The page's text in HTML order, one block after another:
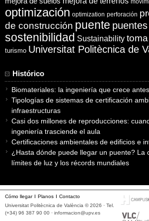
optimización optimization perforación
de construcción puente puentes
sostenibilidad Sustainability
turismo Universitat Politècnica de
Histórico
Biomateriales: la ingeniería que crece
Tipologías de sistemas de certificación
infraestructuras
Casi dos millones de reproducciones:
ingeniería trasciende el aula
Certificaciones ambientales de edificios e
¿Hasta dónde puede llegar un puente? La
límites de luz y los récords mundiales
Cómo llegar Planos
Contacto
Universitat Politècnica de València © 2026 · Tel.
(+34) 96 387 90 00 · informacion@upv.es